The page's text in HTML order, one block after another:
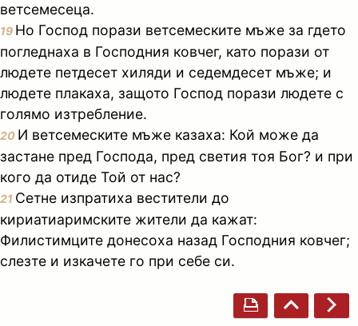
ветсемесеца.
19 Но Господ порази ветсемеските мъже за гдето
погледнаха в Господния ковчег, като порази от
людете петдесет хиляди и седемдесет мъже; и
людете плакаха, защото Господ порази людете с
голямо изтребление.
20 И ветсемеските мъже казаха: Кой може да
застане пред Господа, пред светия тоя Бог? и при
кого да отиде Той от нас?
21 Сетне изпратиха вестители до
кириатиаримските жители да кажат:
Филистимците донесоха назад Господния ковчег;
слезте и изкачете го при себе си.